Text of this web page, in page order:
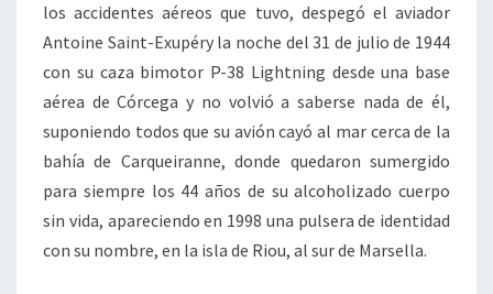
los accidentes aéreos que tuvo, despegó el aviador
Antoine Saint-Exupéry la noche del 31 de julio de 1944
con su caza bimotor P-38 Lightning desde una base
aérea de Córcega y no volvió a saberse nada de él,
suponiendo todos que su avión cayó al mar cerca de la
bahía de Carqueiranne, donde quedaron sumergido
para siempre los 44 años de su alcoholizado cuerpo
sin vida, apareciendo en 1998 una pulsera de identidad
con su nombre, en la isla de Riou, al sur de Marsella.